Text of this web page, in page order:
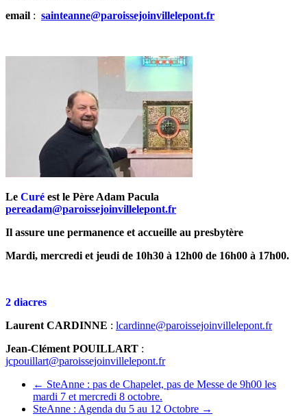
email : sainteanne@paroissejoinvillelepont.fr
Le Curé est le Père Adam Pacula
pereadam@paroissejoinvillelepont.fr
Il assure une permanence et accueille au presbytère
Mardi, mercredi et jeudi de 10h30 à 12h00 de 16h00 à 17h00.
2 diacres
Laurent CARDINNE : lcardinne@paroissejoinvillelepont.fr
Jean-Clément POUILLART :
jcpouillart@paroissejoinvillelepont.fr
← SteAnne : pas de Chapelet, pas de Messe de 9h00 les
mardi 7 et mercredi 8 octobre.
SteAnne : Agenda du 5 au 12 Octobre →